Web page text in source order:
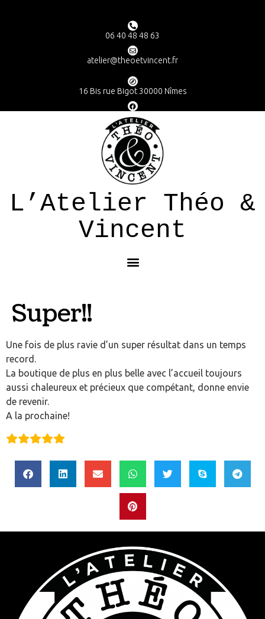
06 40 48 48 63
atelier@theoetvincent.fr
16 Bis rue Bigot 30000 Nîmes
L’Atelier Théo &
Vincent
Super!!
Une fois de plus ravie d’un super résultat dans un temps
record.
La boutique de plus en plus belle avec l’accueil toujours
aussi chaleureux et précieux que compétant, donne envie
de revenir.
A la prochaine!